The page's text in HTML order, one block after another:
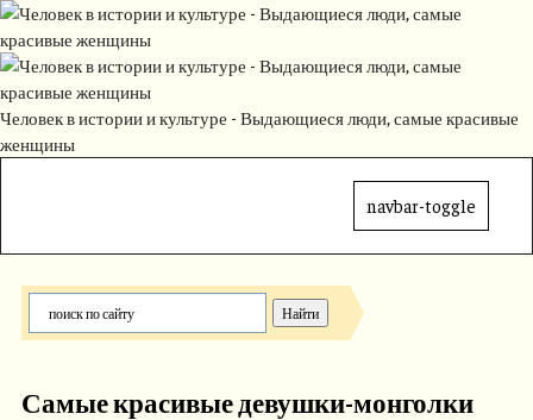
Человек в истории и культуре - Выдающиеся люди, самые красивые
женщины
navbar-toggle
Самые красивые девушки-монголки